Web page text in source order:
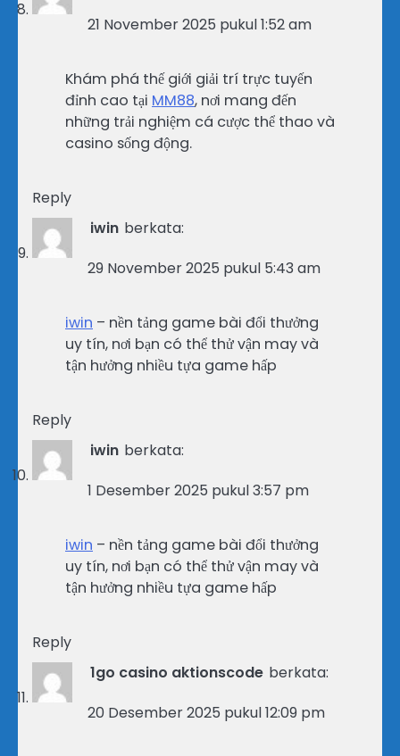
21 November 2025 pukul 1:52 am
Khám phá thế giới giải trí trực tuyến
đỉnh cao tại MM88, nơi mang đến
những trải nghiệm cá cược thể thao và
casino sống động.
Reply
iwin berkata:
29 November 2025 pukul 5:43 am
iwin – nền tảng game bài đổi thưởng
uy tín, nơi bạn có thể thử vận may và
tận hưởng nhiều tựa game hấp
Reply
iwin berkata:
1 Desember 2025 pukul 3:57 pm
iwin – nền tảng game bài đổi thưởng
uy tín, nơi bạn có thể thử vận may và
tận hưởng nhiều tựa game hấp
Reply
1go casino aktionscode berkata:
20 Desember 2025 pukul 12:09 pm